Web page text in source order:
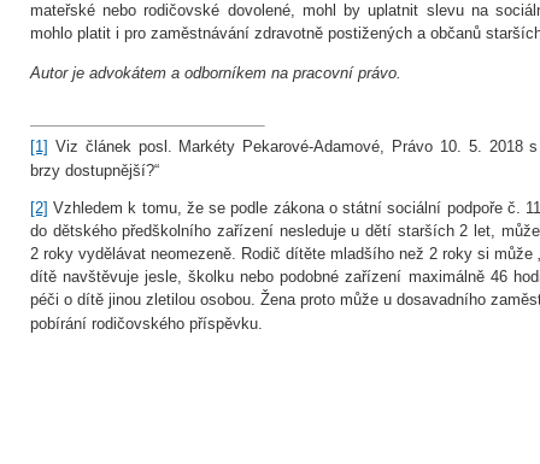
mateřské nebo rodičovské dovolené, mohl by uplatnit slevu na
mohlo platit i pro zaměstnávání zdravotně postižených a občanů
Autor je advokátem a odborníkem na pracovní právo.
[1] Viz článek posl. Markéty Pekarové-Adamové, Právo 10. 5. 2018
brzy dostupnější?“
[2] Vzhledem k tomu, že se podle zákona o státní sociální podpoře č.
do dětského předškolního zařízení nesleduje u dětí starších 2 let,
2 roky vydělávat neomezeně. Rodič dítěte mladšího než 2 roky si může
dítě navštěvuje jesle, školku nebo podobné zařízení maximálně 46
péči o dítě jinou zletilou osobou. Žena proto může u dosavadního
pobírání rodičovského příspěvku.